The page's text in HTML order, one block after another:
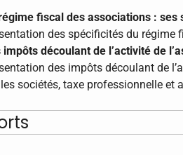
fiscal des associations : ses
des spécificités du régime
impôts découlant de l’activité de
des impôts découlant de
sociétés, taxe professionnelle et